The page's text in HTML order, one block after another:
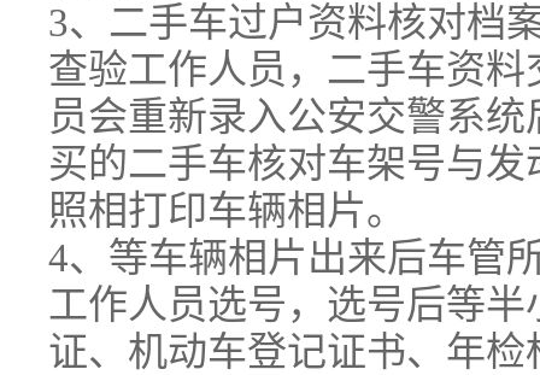
3、二手车过户资料核对档
查验工作人员，二手车资
员会重新录入公安交警系
买的二手车核对车架号与
照相打印车辆相片。
4、等车辆相片出来后车管
工作人员选号，选号后等
证、机动车登记证书、年